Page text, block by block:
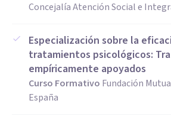
Concejalía Atención Social e
Especialización sobre la
tratamientos psicológicos:
empíricamente apoyados
Curso Formativo Fundación
España